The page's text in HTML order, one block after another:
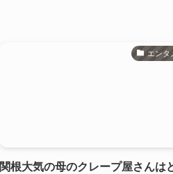
エンタ
関根大気の母のクレープ屋さんは